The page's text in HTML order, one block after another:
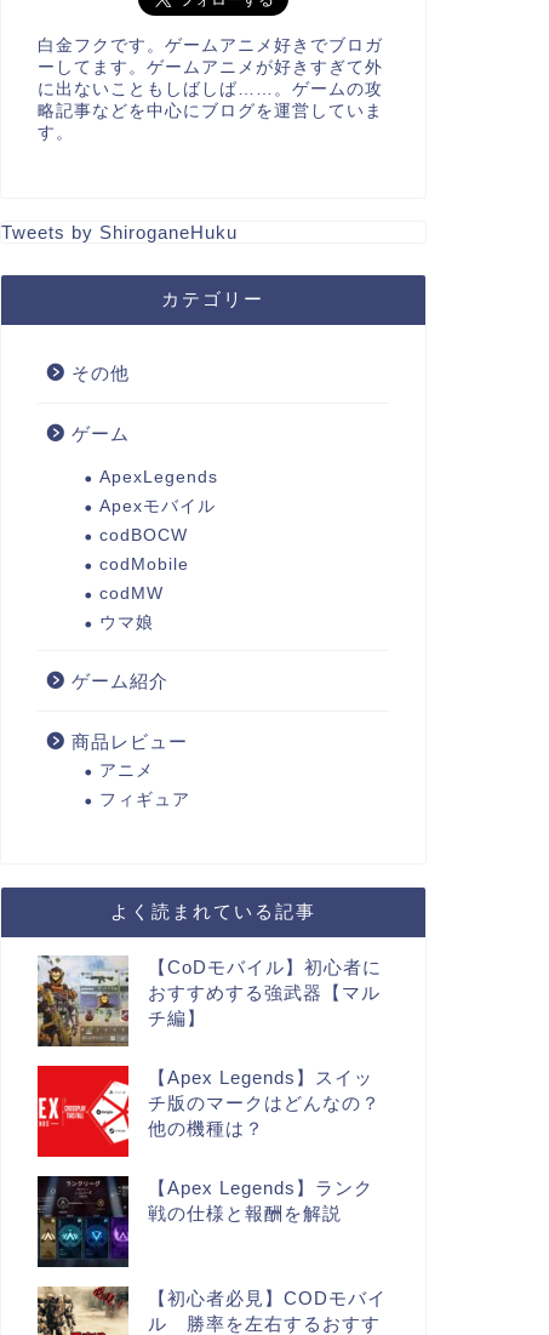
白金フクです。ゲームアニメ好きでブロガ
ーしてます。ゲームアニメが好きすぎて外
に出ないこともしばしば……。ゲームの攻
略記事などを中心にブログを運営していま
す。
Tweets by ShiroganeHuku
カテゴリー
その他
ゲーム
ApexLegends
Apexモバイル
codBOCW
codMobile
codMW
ウマ娘
ゲーム紹介
商品レビュー
アニメ
フィギュア
よく読まれている記事
【CoDモバイル】初心者に
おすすめする強武器【マル
チ編】
【Apex Legends】スイッ
チ版のマークはどんなの？
他の機種は？
【Apex Legends】ランク
戦の仕様と報酬を解説
【初心者必見】CODモバイ
ル 勝率を左右するおすす